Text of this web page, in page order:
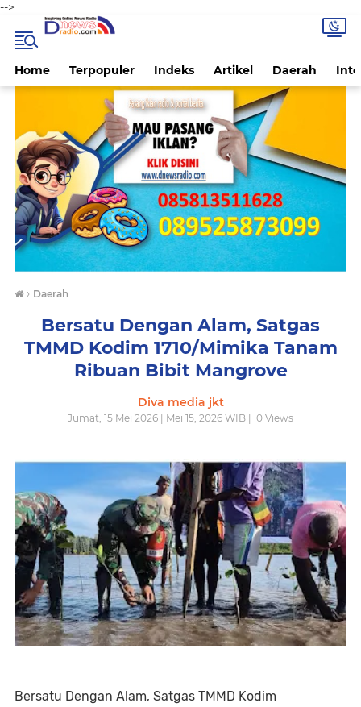
-->
Home Terpopuler Indeks Artikel Daerah
› Daerah
Bersatu Dengan Alam, Satgas
TMMD Kodim 1710/Mimika Tanam
Ribuan Bibit Mangrove
Diva media jkt
Jumat, 15 Mei 2026 | Mei 15, 2026 WIB | 0 Views
Bersatu Dengan Alam, Satgas TMMD Kodim